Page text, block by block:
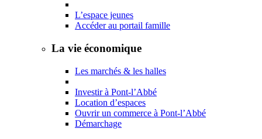
L’espace jeunes
Accéder au portail famille
La vie économique
Les marchés & les halles
Investir à Pont-l’Abbé
Location d’espaces
Ouvrir un commerce à Pont-l’Abbé
Démarchage